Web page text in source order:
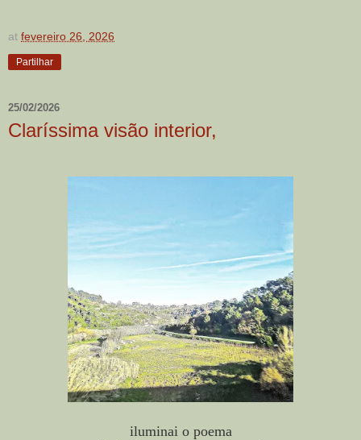
at fevereiro 26, 2026
Partilhar
25/02/2026
Claríssima visão interior,
iluminai o poema